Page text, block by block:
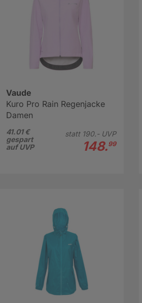
Vaude
Kuro Pro Rain Regenjacke
Damen
41.01 €
gespart
auf UVP
statt 190.-UVP
148.99